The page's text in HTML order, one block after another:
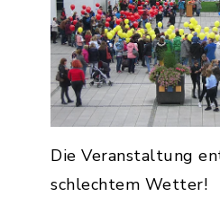
Die Veranstaltung
schlechtem Wetter!